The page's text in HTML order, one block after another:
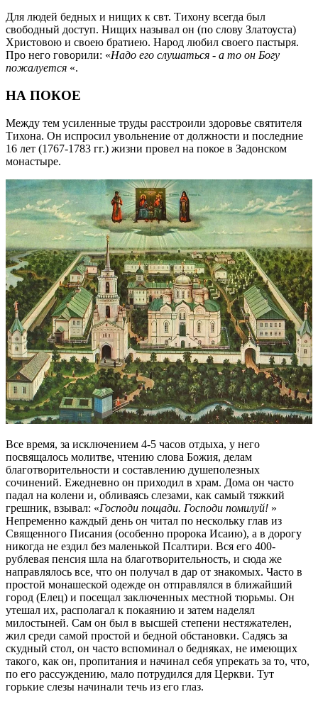
Для людей бедных и нищих к свт. Тихону всегда был
свободный доступ. Нищих называл он (по слову Златоуста)
Христовою и своею братиею. Народ любил своего пастыря.
Про него говорили: «Надо его слушаться - а то он Богу
пожалуется «.
НА ПОКОЕ
Между тем усиленные труды расстроили здоровье святителя
Тихона. Он испросил увольнение от должности и последние
16 лет (1767-1783 гг.) жизни провел на покое в Задонском
монастыре.
Все время, за исключением 4-5 часов отдыха, у него
посвящалось молитве, чтению слова Божия, делам
благотворительности и составлению душеполезных
сочинений. Ежедневно он приходил в храм. Дома он часто
падал на колени и, обливаясь слезами, как самый тяжкий
грешник, взывал: «Господи пощади. Господи помилуй! »
Непременно каждый день он читал по нескольку глав из
Священного Писания (особенно пророка Исаию), а в дорогу
никогда не ездил без маленькой Псалтири. Вся его 400-
рублевая пенсия шла на благотворительность, и сюда же
направлялось все, что он получал в дар от знакомых. Часто в
простой монашеской одежде он отправлялся в ближайший
город (Елец) и посещал заключенных местной тюрьмы. Он
утешал их, располагал к покаянию и затем наделял
милостыней. Сам он был в высшей степени нестяжателен,
жил среди самой простой и бедной обстановки. Садясь за
скудный стол, он часто вспоминал о бедняках, не имеющих
такого, как он, пропитания и начинал себя упрекать за то, что,
по его рассуждению, мало потрудился для Церкви. Тут
горькие слезы начинали течь из его глаз.